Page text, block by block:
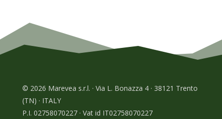
© 2026 Marevea s.r.l. · Via L. Bonazza 4 · 38121 Trento
(TN) · ITALY
P.I. 02758070227 · Vat id IT02758070227